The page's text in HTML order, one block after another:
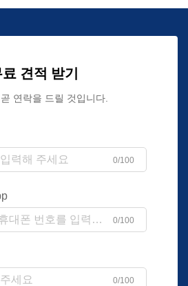
료 견적 받기
연락을 드릴 것입니다.
0/100
0/100
0/100